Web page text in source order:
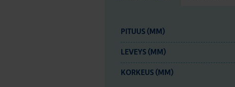
PITUUS (MM)
LEVEYS (MM)
KORKEUS (MM)